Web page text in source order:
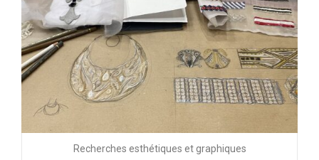
Recherches esthétiques et graphiques